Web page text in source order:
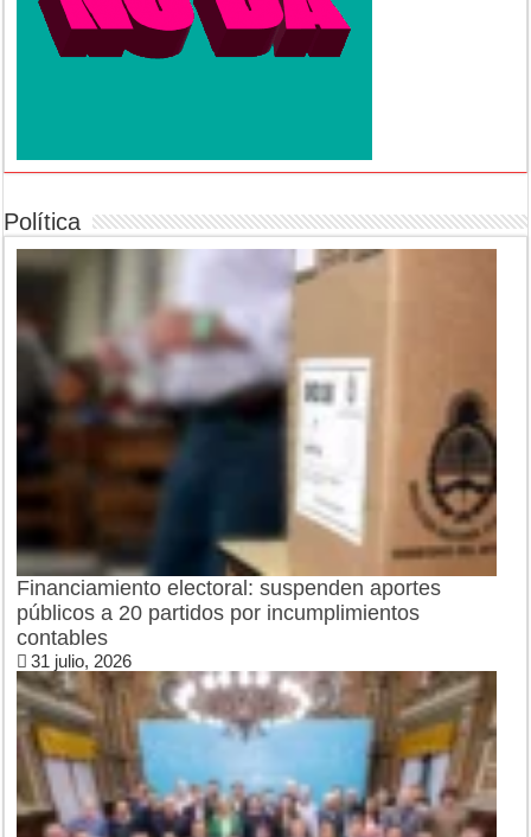
Política
Financiamiento electoral: suspenden aportes
públicos a 20 partidos por incumplimientos
contables
31 julio, 2026